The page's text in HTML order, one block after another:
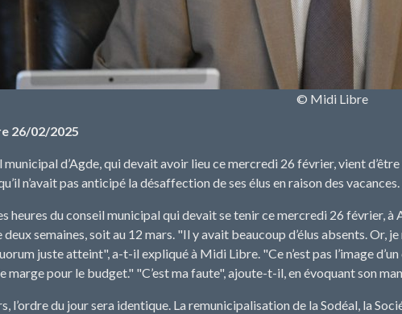
© Midi Libre
26/02/2025
municipal d’Agde, qui devait avoir lieu ce mercredi 26 février, vient
n’avait pas anticipé la désaffection de ses élus en raison des
heures du conseil municipal qui devait se tenir ce mercredi 26 février, à
deux semaines, soit au 12 mars. "Il y avait beaucoup d’élus absents. Or,
juste atteint", a-t-il expliqué à Midi Libre. "Ce n’est pas l’image
marge pour le budget." "C’est ma faute", ajoute-t-il, en évoquant son
l’ordre du jour sera identique. La remunicipalisation de la Sodéal, la